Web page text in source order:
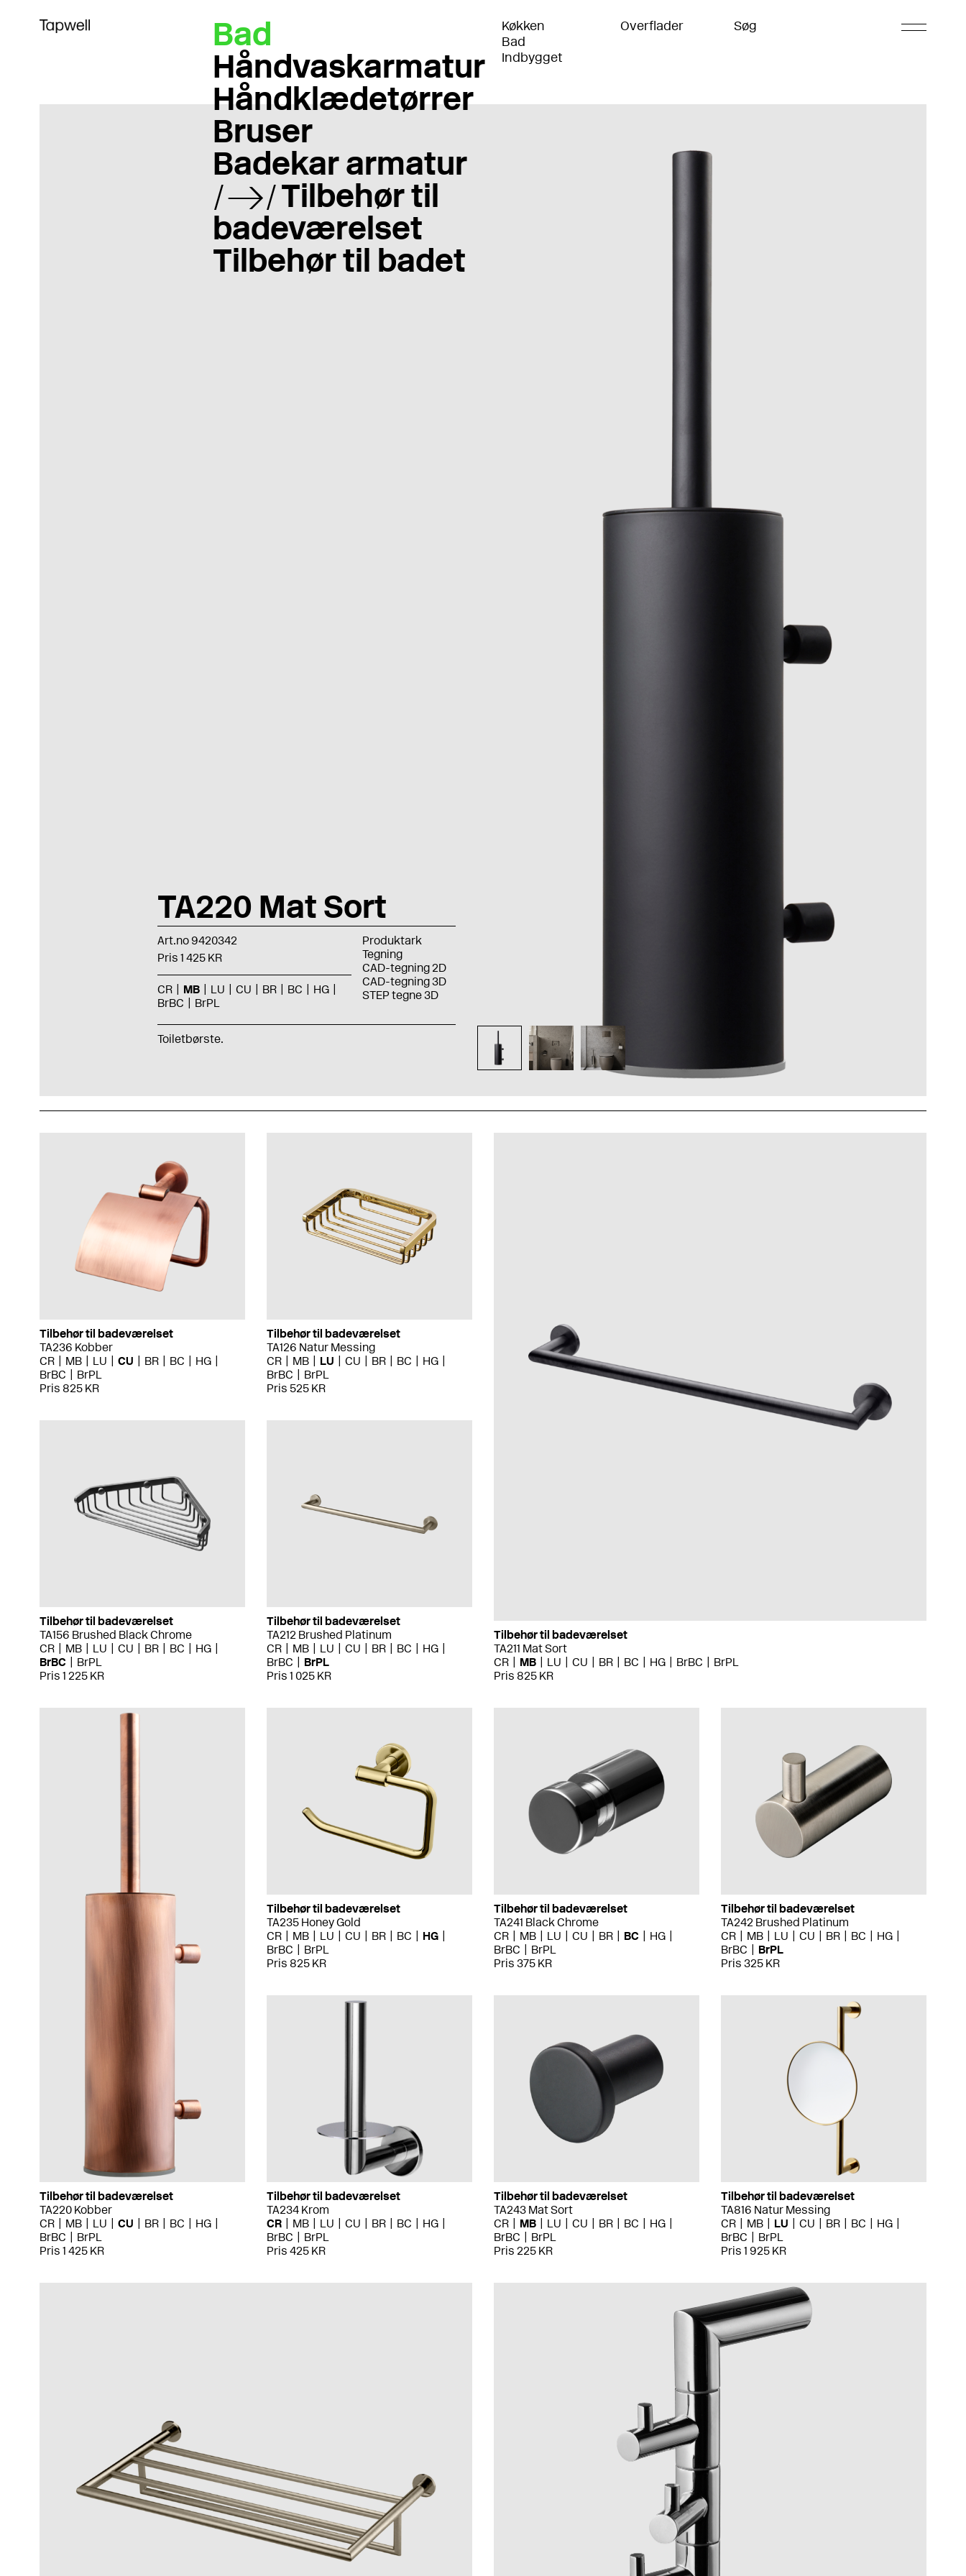
Bad
Håndvaskarmatur
Håndklædetørrer
Bruser
Badekar armatur
Tilbehør til
badeværelset
Tilbehør til badet
Køkken
Bad
Indbygget
Overflader Søg
TA220 Mat Sort
Art.no 9420342
Pris 1 425 KR
CR MB LU CU BR BC
HG
BrBC
BrPL
Produktark
Tegning
CAD-tegning 2D
CAD-tegning 3D
STEP tegne 3D
Toiletbørste.
Tilbehør til badeværelset
TA236 Kobber
CR
MB LU CU BR BC
HG
BrBC
BrPL
Pris 825 KR
Tilbehør til badeværelset
TA126 Natur Messing
CR
MB LU CU BR BC
HG
BrBC
BrPL
Pris 525 KR
Tilbehør til badeværelset
TA211 Mat Sort
CR
MB LU CU BR BC HG BrBC
BrPL
Pris 825 KR
Tilbehør til badeværelset
TA156 Brushed Black Chrome
CR
MB LU CU BR BC
HG
BrBC
BrPL
Pris 1 225 KR
Tilbehør til badeværelset
TA212 Brushed Platinum
CR
MB LU CU BR BC
HG
BrBC
BrPL
Pris 1 025 KR
Tilbehør til badeværelset
TA220 Kobber
CR
MB LU CU BR BC
HG
BrBC
BrPL
Pris 1 425 KR
Tilbehør til badeværelset
TA235 Honey Gold
CR
MB LU CU BR BC
HG
BrBC
BrPL
Pris 825 KR
Tilbehør til badeværelset
TA241 Black Chrome
CR
MB LU CU BR BC
HG
BrBC
BrPL
Pris 375 KR
Tilbehør til badeværelset
TA242 Brushed Platinum
CR
MB LU CU BR BC
HG
BrBC
BrPL
Pris 325 KR
Tilbehør til badeværelset
TA234 Krom
CR
MB LU CU BR BC
HG
BrBC
BrPL
Pris 425 KR
Tilbehør til badeværelset
TA243 Mat Sort
CR
MB LU CU BR BC
HG
BrBC
BrPL
Pris 225 KR
Tilbehør til badeværelset
TA816 Natur Messing
CR
MB LU CU BR BC
HG
BrBC
BrPL
Pris 1 925 KR